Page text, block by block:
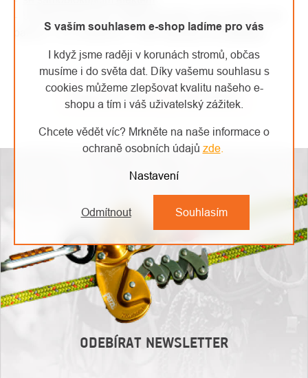
S vaším souhlasem e-shop ladíme pro vás
I když jsme raději v korunách stromů, občas
musíme i do světa dat. Díky vašemu souhlasu s
cookies můžeme zlepšovat kvalitu našeho e-
shopu a tím i váš uživatelský zážitek.
Chcete vědět víc? Mrkněte na naše informace o
ochraně osobních údajů zde.
Nastavení
Odmítnout Souhlasím
panice – tzv. antipanic) – např.ISC D4,CT Sparrow
Předchozí článek Další článek
ODEBÍRAT NEWSLETTER